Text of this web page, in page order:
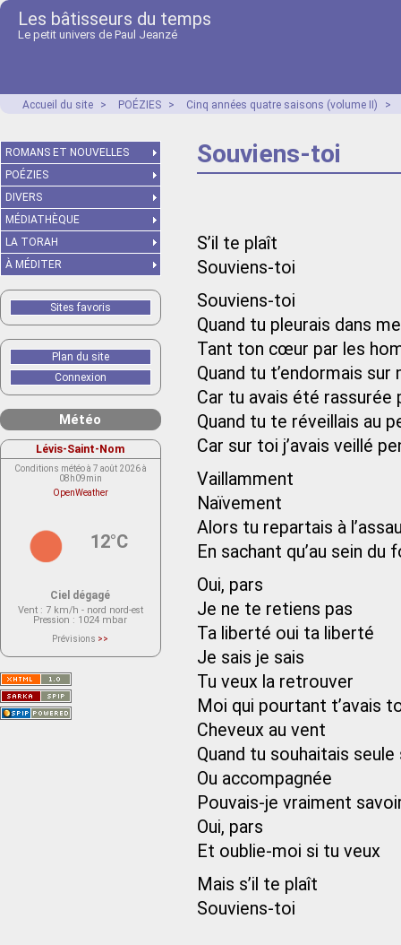
Les bâtisseurs du temps
Le petit univers de Paul Jeanzé
Accueil du site > POÉZIES > Cinq années quatre saisons (volume II) >
Souviens-toi
S’il te plaît
Souviens-toi
Souviens-toi
Quand tu pleurais dans
Tant ton cœur par les
Quand tu t’endormais sur
Car tu avais été
Quand tu te réveillais au
Car sur toi j’avais veillé
Vaillamment
Naïvement
Alors tu repartais à
En sachant qu’au sein
Oui, pars
Je ne te retiens pas
Ta liberté oui ta liberté
Je sais je sais
Tu veux la retrouver
Moi qui pourtant t’avais
Cheveux au vent
Quand tu souhaitais
Ou accompagnée
Pouvais-je vraiment
Oui, pars
Et oublie-moi si tu veux
Mais s’il te plaît
Souviens-toi
ROMANS ET NOUVELLES
POÉZIES
DIVERS
MÉDIATHÈQUE
LA TORAH
À MÉDITER
Sites favoris
Plan du site
Connexion
Météo
Lévis-Saint-Nom
Conditions météo à 7 août 2026 à
08h09min
OpenWeather
12°C
Ciel dégagé
Vent : 7 km/h - nord nord-est
Pression : 1024 mbar
Prévisions >>
actuellement aucune prévision
Saint-Nom.
Veuillez consulter le message du
service ci-dessous.
(401 - Invalid API key. Please see
https://openweathermap.org/faq#error401